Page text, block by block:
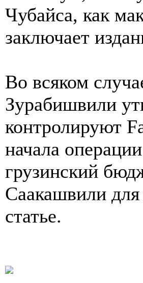
Чубайса, как
заключает
Во всяком
Зурабишвили
контролируют
начала
грузинский
Саакашвили
статье.